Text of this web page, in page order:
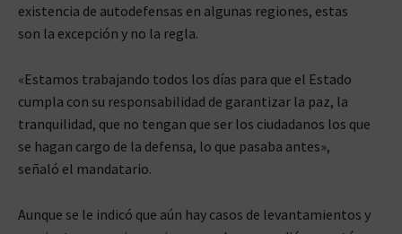
existencia de autodefensas en algunas regiones, estas
son la excepción y no la regla.
«Estamos trabajando todos los días para que el Estado
cumpla con su responsabilidad de garantizar la paz, la
tranquilidad, que no tengan que ser los ciudadanos los que
se hagan cargo de la defensa, lo que pasaba antes»,
señaló el mandatario.
Aunque se le indicó que aún hay casos de levantamientos y